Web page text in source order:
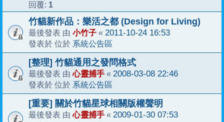
回覆: 1
竹貓新作品：樂活之都 (Design for Living)
最後發表 由 小竹子 « 2011-10-24 16:53
發表於 位於 系統公告區
[整理] 竹貓通用之發問格式
最後發表 由心靈捕手 « 2008-03-08 22:46
發表於 位於 系統公告區
[重要] 關於竹貓星球相關版權聲明
最後發表 由心靈捕手 « 2009-01-30 07:53